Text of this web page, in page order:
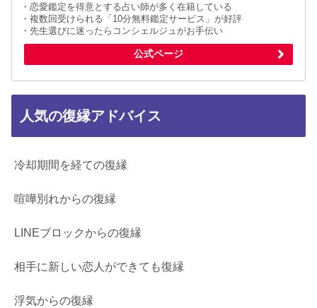
・恋愛鑑定を得意とする占い師が多く在籍している
・複数回受けられる「10分無料鑑定サービス」が好評
・先生選びに迷ったらコンシェルジュがお手伝い
公式ページ
人気の復縁アドバイス
冷却期間を経ての復縁
喧嘩別れからの復縁
LINEブロックからの復縁
相手に新しい恋人ができても復縁
浮気からの復縁